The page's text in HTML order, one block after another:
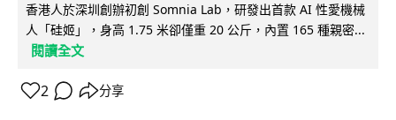
香港人於深圳創辦初創 Somnia Lab，研發出首款 AI 性愛機械
人「硅姬」，身高 1.75 米卻僅重 20 公斤，內置 165 種親密...
閱讀全文
2 分享